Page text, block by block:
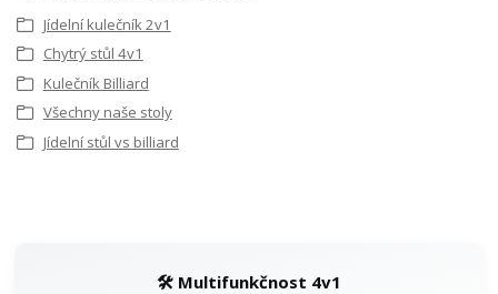
Jídelní kulečník 2v1
Chytrý stůl 4v1
Kulečník Billiard
Všechny naše stoly
Jídelní stůl vs billiard
🛠️ Multifunkčnost 4v1